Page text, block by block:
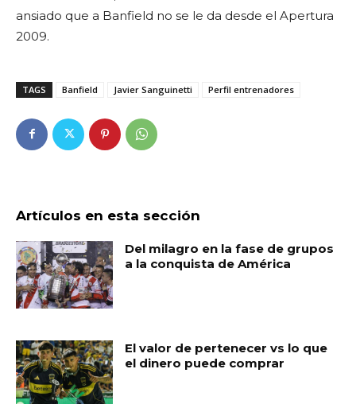
ansiado que a Banfield no se le da desde el Apertura
2009.
TAGS Banfield Javier Sanguinetti Perfil entrenadores
Artículos en esta sección
Del milagro en la fase de grupos
a la conquista de América
El valor de pertenecer vs lo que
el dinero puede comprar